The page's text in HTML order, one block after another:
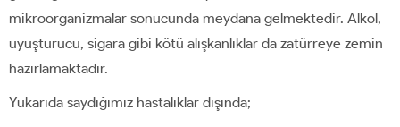
mikroorganizmalar sonucunda meydana gelmektedir. Alkol,
uyuşturucu, sigara gibi kötü alışkanlıklar da zatürreye zemin
hazırlamaktadır.
Yukarıda saydığımız hastalıklar dışında;